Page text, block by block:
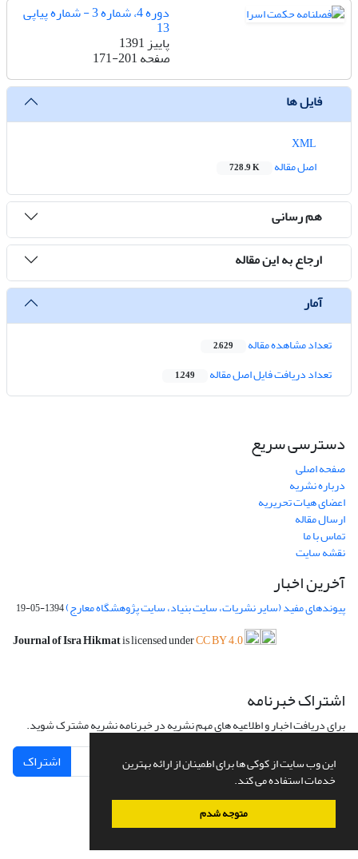
این وب سایت از کوکی ها برای اطمینان از ارائه بهترین
خدمات استفاده می کند.
متوجه شدم
دوره 4، شماره 3 - شماره پیاپی
13
پاییز 1391
صفحه171-201
فایل ها
اصل مقاله
728.9 K
هم رسانی
ارجاع به این مقاله
آمار
تعداد مشاهده مقاله 2,629
تعداد دریافت فایل اصل مقاله 1,249
دسترسی سریع
صفحه اصلی
درباره نشریه
اعضای هیات تحریریه
ارسال مقاله
تماس با ما
نقشه سایت
آخرین اخبار
پیوندهای مفید (سایر نشریات، سایت بنیاد، سایت پژوهشگاه معارج)1394-05-19
Journal of Isra Hikmatis licensed underCC BY 4.0
اشتراک خبرنامه
برای دریافت اخبار و اطلاعیه های مهم نشریه در خبرنامه نشریه مشترک شوید.
اشتراک
سامانه مدیریت نشریات علمی.طراحی و پیاده سازی ازسیناوب